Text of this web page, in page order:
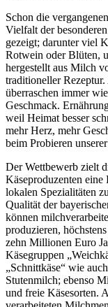
Schon die
Vielfalt der
gezeigt; darunter viel
Rotwein oder Blüten,
hergestellt aus Milch
traditioneller
überraschen immer
Geschmack.
weil Heimat besser
mehr Herz, mehr
beim Probieren
Der Wettbewerb zielt
Käseproduzenten
lokalen Spezialitäten
Qualität der
können
produzieren,
zehn Millionen Euro
Käsegruppen
„Schnittkäse“ wie
Stutenmilch; ebenso
und freie Käsesorten.